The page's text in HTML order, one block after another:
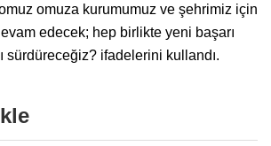
omuza kurumumuz ve şehrimiz için
edecek; hep birlikte yeni başarı
sürdüreceğiz? ifadelerini kullandı.